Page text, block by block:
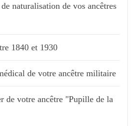
naturalisation de vos ancêtres
1840 et 1930
de votre ancêtre militaire
de votre ancêtre "Pupille de la